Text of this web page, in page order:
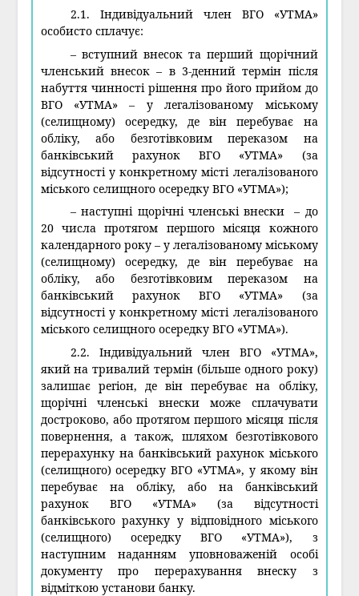
2.1. Індивідуальний член ВГО «УТМА»
особисто сплачує:
– вступний внесок та перший щорічний
членський внесок – в 3-денний термін після
набуття чинності рішення про його прийом до
ВГО «УТМА» – у легалізованому міському
(селищному) осередку, де він перебуває на
обліку, або безготівковим переказом на
банківський рахунок ВГО «УТМА» (за
відсутності у конкретному місті легалізованого
міського селищного осередку ВГО «УТМА»);
– наступні щорічні членські внески – до
20 числа протягом першого місяця кожного
календарного року – у легалізованому міському
(селищному) осередку, де він перебуває на
обліку, або безготівковим переказом на
банківський рахунок ВГО «УТМА» (за
відсутності у конкретному місті легалізованого
міського селищного осередку ВГО «УТМА»).
2.2. Індивідуальний член ВГО «УТМА»,
який на тривалий термін (більше одного року)
залишає регіон, де він перебуває на обліку,
щорічні членські внески може сплачувати
достроково, або протягом першого місяця після
повернення, а також, шляхом безготівкового
перерахунку на банківський рахунок міського
(селищного) осередку ВГО «УТМА», у якому він
перебуває на обліку, або на банківський
рахунок ВГО «УТМА» (за відсутності
банківського рахунку у відповідного міського
(селищного) осередку ВГО «УТМА»), з
наступним наданням уповноваженій особі
документу про перерахування внеску з
відміткою установи банку.